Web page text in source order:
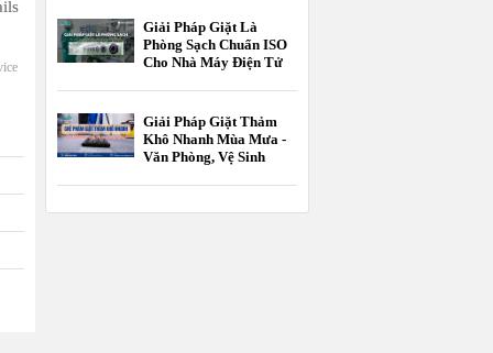
Giải Pháp Giặt Là
Phòng Sạch Chuẩn ISO
Cho Nhà Máy Điện Tử
Giải Pháp Giặt Thảm
Khô Nhanh Mùa Mưa -
Văn Phòng, Vệ Sinh